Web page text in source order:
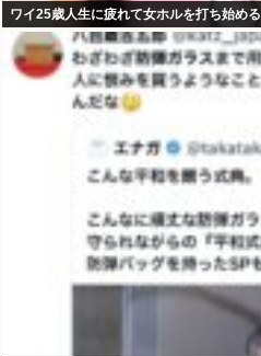
ワイ25歳人生に疲れて女ホルを打ち始める